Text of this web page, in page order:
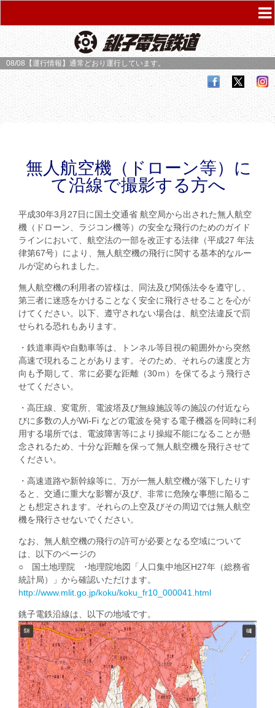
08/08【運行情報】 通常どおり運行しています。
無人航空機（ドローン等）に
て沿線で撮影する方へ
平成30年3月27日に国土交通省 航空局から出された無人航空
機（ドローン、ラジコン機等）の安全な飛行のためのガイド
ラインにおいて、航空法の一部を改正する法律（平成27 年法
律第67号）により、無人航空機の飛行に関する基本的なルー
ルが定められました。
無人航空機の利用者の皆様は、同法及び関係法令を遵守し、
第三者に迷惑をかけることなく安全に飛行させることを心が
けてください。以下、遵守されない場合は、航空法違反で罰
せられる恐れもあります。
・鉄道車両や自動車等は、トンネル等目視の範囲外から突然
高速で現れることがあります。そのため、それらの速度と方
向も予期して、常に必要な距離（30ｍ）を保てるよう飛行さ
せてください。
・高圧線、変電所、電波塔及び無線施設等の施設の付近なら
びに多数の人がWi-Fi などの電波を発する電子機器を同時に利
用する場所では、電波障害等により操縦不能になることが懸
念されるため、十分な距離を保って無人航空機を飛行させて
ください。
・高速道路や新幹線等に、万が一無人航空機が落下したりす
ると、交通に重大な影響が及び、非常に危険な事態に陥るこ
とも想定されます。それらの上空及びその周辺では無人航空
機を飛行させないでください。
なお、無人航空機の飛行の許可が必要となる空域について
は、以下のページの
○ 国土地理院 ･地理院地図「人口集中地区H27年（総務省
統計局）」から確認いただけます。
http://www.mlit.go.jp/koku/koku_fr10_000041.html
銚子電鉄沿線は、以下の地域です。